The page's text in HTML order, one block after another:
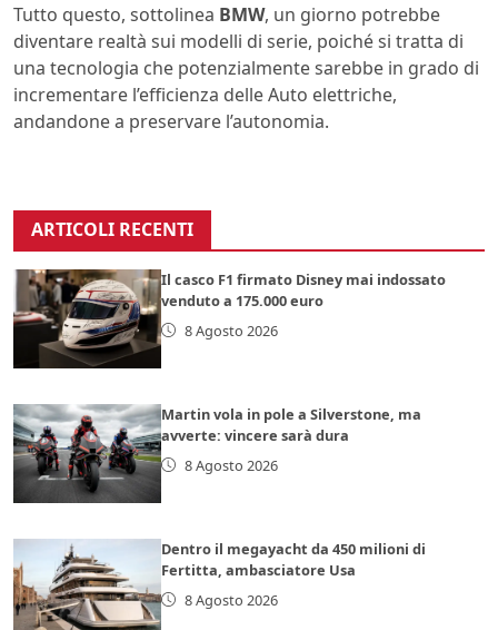
Tutto questo, sottolinea BMW, un giorno potrebbe
diventare realtà sui modelli di serie, poiché si tratta di
una tecnologia che potenzialmente sarebbe in grado di
incrementare l’efficienza delle Auto elettriche,
andandone a preservare l’autonomia.
ARTICOLI RECENTI
Il casco F1 firmato Disney mai indossato
venduto a 175.000 euro
8 Agosto 2026
Martin vola in pole a Silverstone, ma
avverte: vincere sarà dura
8 Agosto 2026
Dentro il megayacht da 450 milioni di
Fertitta, ambasciatore Usa
8 Agosto 2026